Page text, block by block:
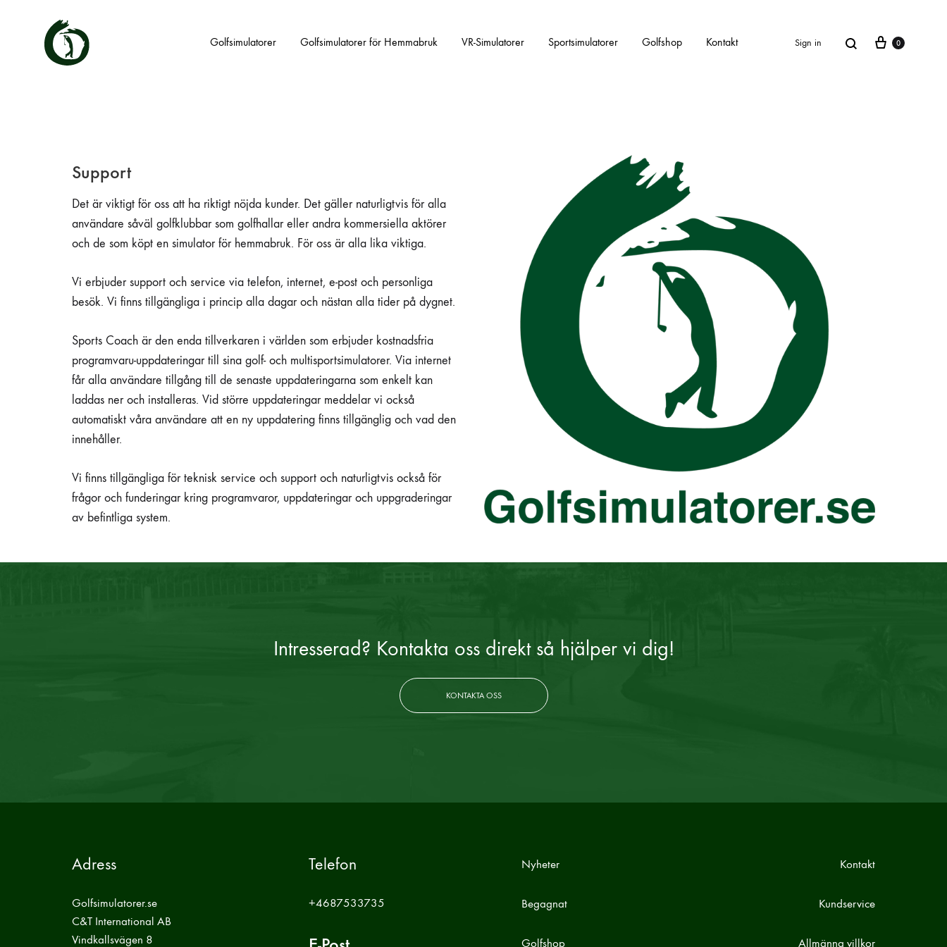
användas
kommersiellt
Golfsimulatorer Golfsimulatorer för Hemmabruk VR-Simulatorer Sportsimulatorer Golfshop Kontakt Sign in 0
Support
Det är viktigt för oss att ha riktigt nöjda kunder. Det gäller naturligtvis för alla
användare såväl golfklubbar som golfhallar eller andra kommersiella aktörer
och de som köpt en simulator för hemmabruk. För oss är alla lika viktiga.
Vi erbjuder support och service via telefon, internet, e-post och personliga
besök. Vi finns tillgängliga i princip alla dagar och nästan alla tider på dygnet.
Sports Coach är den enda tillverkaren i världen som erbjuder kostnadsfria
programvaru-uppdateringar till sina golf- och multisportsimulatorer. Via internet
får alla användare tillgång till de senaste uppdateringarna som enkelt kan
laddas ner och installeras. Vid större uppdateringar meddelar vi också
automatiskt våra användare att en ny uppdatering finns tillgänglig och vad den
innehåller.
Vi finns tillgängliga för teknisk service och support och naturligtvis också för
frågor och funderingar kring programvaror, uppdateringar och uppgraderingar
av befintliga system.
Intresserad? Kontakta oss direkt så hjälper vi dig!
KONTAKTA OSS
Adress
Golfsimulatorer.se
C&T International AB
Vindkallsvägen 8
Telefon
+4687533735
Nyheter
Begagnat
Golfshop
Kontakt
Kundservice
Allmänna villkor